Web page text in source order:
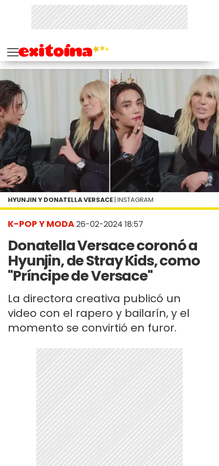
K-POP Y MODA26-02-2024 18:57
Donatella Versace coronó a
Hyunjin, de Stray Kids, como
"Príncipe de Versace"
La directora creativa publicó un
video con el rapero y bailarín, y el
momento se convirtió en furor.
HYUNJIN Y DONATELLA VERSACE | INSTAGRAM